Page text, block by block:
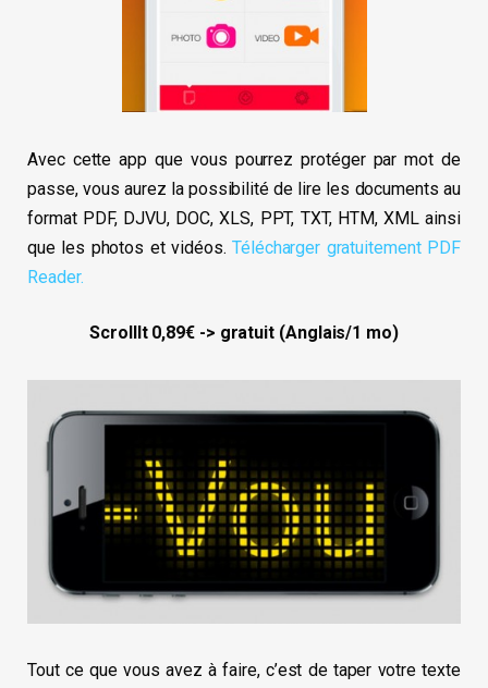
Avec cette app que vous pourrez protéger par mot de
passe, vous aurez la possibilité de lire les documents au
format PDF, DJVU, DOC, XLS, PPT, TXT, HTM, XML ainsi
que les photos et vidéos. Télécharger gratuitement PDF
Reаder.
ScrollIt 0,89€ -> gratuit (Anglais/1 mo)
Tout ce que vous avez à faire, c’est de taper votre texte